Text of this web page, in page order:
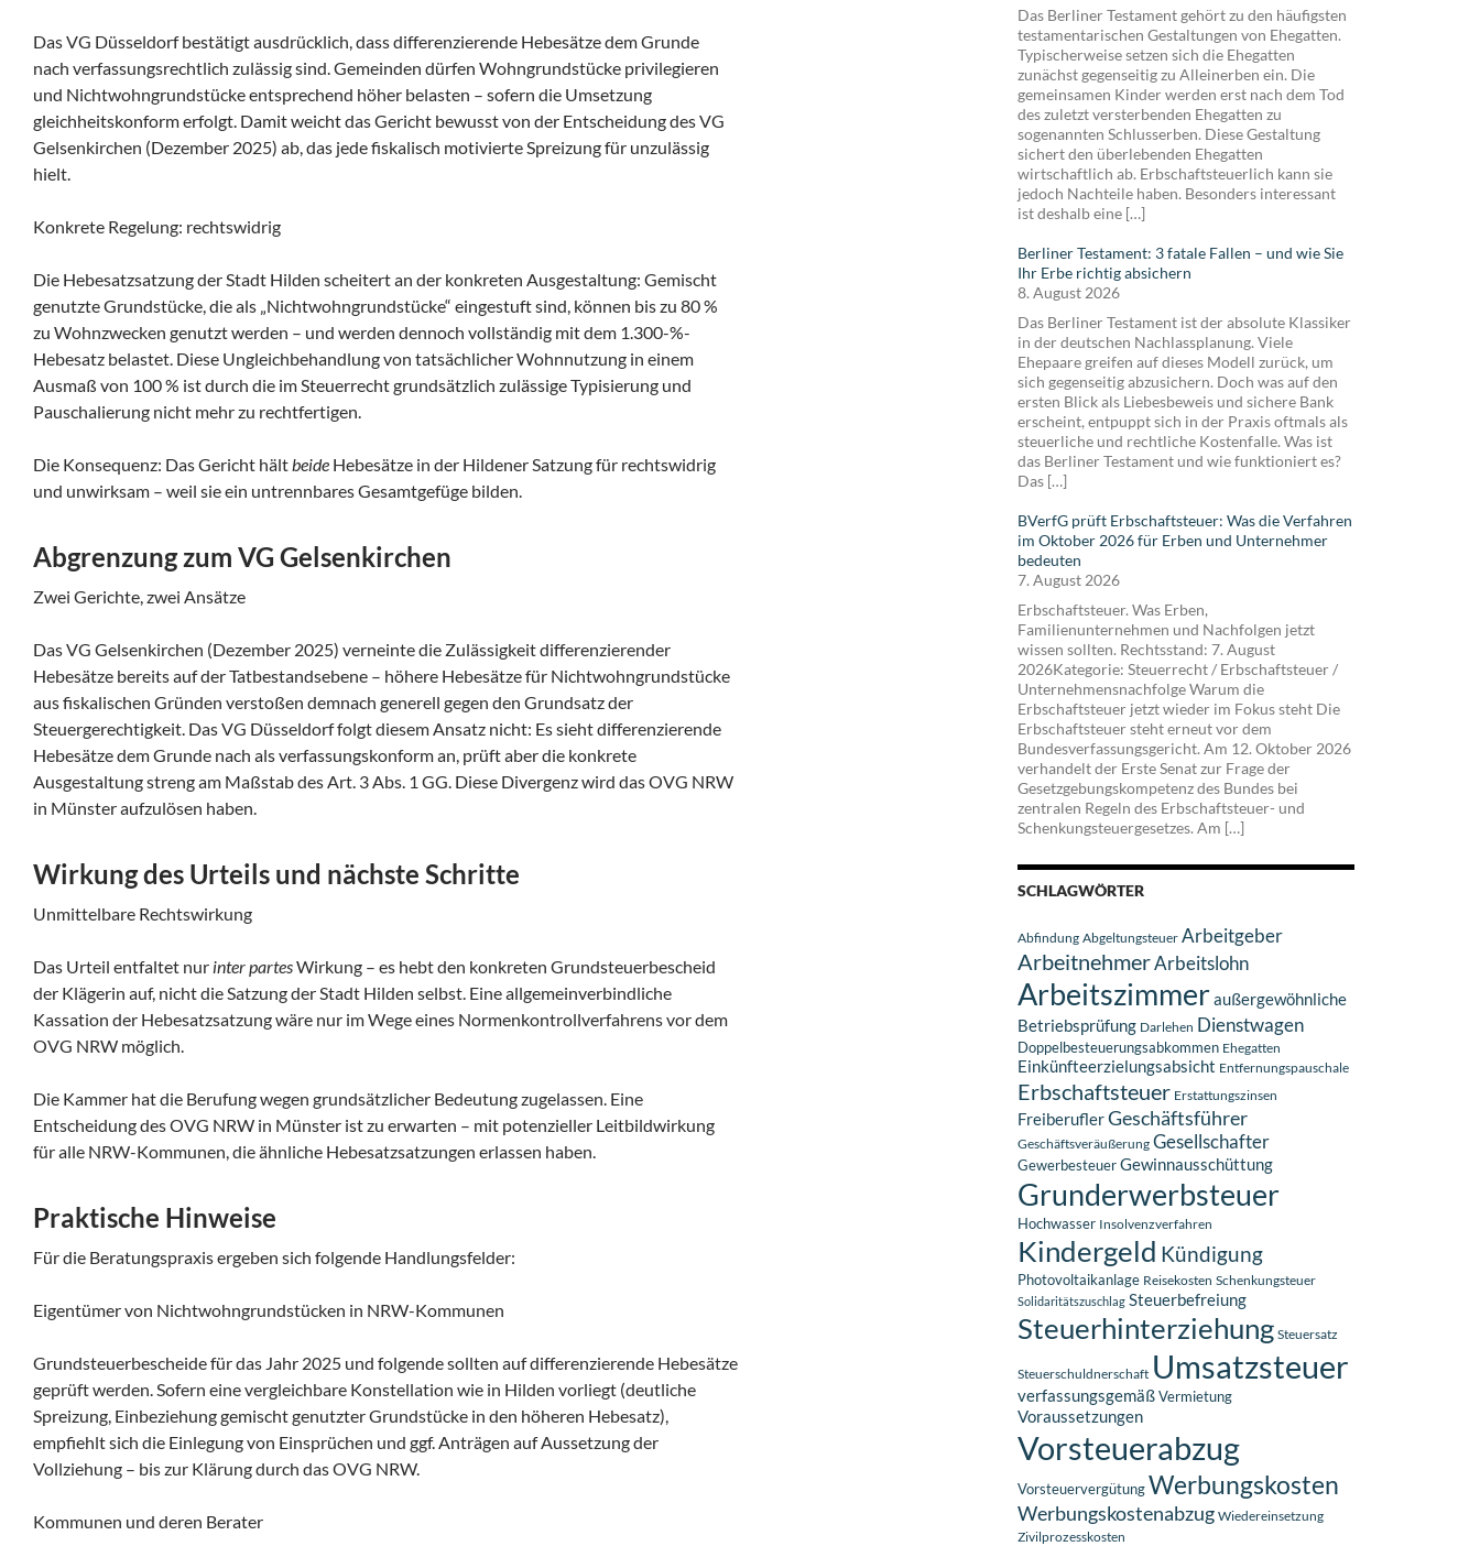
Das VG Düsseldorf bestätigt ausdrücklich, dass differenzierende Hebesätze dem Grunde
nach verfassungsrechtlich zulässig sind. Gemeinden dürfen Wohngrundstücke privilegieren
und Nichtwohngrundstücke entsprechend höher belasten – sofern die Umsetzung
gleichheitskonform erfolgt. Damit weicht das Gericht bewusst von der Entscheidung des VG
Gelsenkirchen (Dezember 2025) ab, das jede fiskalisch motivierte Spreizung für unzulässig
hielt.
Konkrete Regelung: rechtswidrig
Die Hebesatzsatzung der Stadt Hilden scheitert an der konkreten Ausgestaltung: Gemischt
genutzte Grundstücke, die als „Nichtwohngrundstücke“ eingestuft sind, können bis zu 80 %
zu Wohnzwecken genutzt werden – und werden dennoch vollständig mit dem 1.300-%-
Hebesatz belastet. Diese Ungleichbehandlung von tatsächlicher Wohnnutzung in einem
Ausmaß von 100 % ist durch die im Steuerrecht grundsätzlich zulässige Typisierung und
Pauschalierung nicht mehr zu rechtfertigen.
Die Konsequenz: Das Gericht hältbeide Hebesätze in der Hildener Satzung für rechtswidrig
und unwirksam – weil sie ein untrennbares Gesamtgefüge bilden.
Abgrenzung zum VG Gelsenkirchen
Zwei Gerichte, zwei Ansätze
Das VG Gelsenkirchen (Dezember 2025) verneinte die Zulässigkeit differenzierender
Hebesätze bereits auf der Tatbestandsebene – höhere Hebesätze für Nichtwohngrundstücke
aus fiskalischen Gründen verstoßen demnach generell gegen den Grundsatz der
Steuergerechtigkeit. Das VG Düsseldorf folgt diesem Ansatz nicht: Es sieht differenzierende
Hebesätze dem Grunde nach als verfassungskonform an, prüft aber die konkrete
Ausgestaltung streng am Maßstab des Art. 3 Abs. 1 GG. Diese Divergenz wird das OVG NRW
in Münster aufzulösen haben.
Wirkung des Urteils und nächste Schritte
Unmittelbare Rechtswirkung
Das Urteil entfaltet nur inter partesWirkung – es hebt den konkreten Grundsteuerbescheid
der Klägerin auf, nicht die Satzung der Stadt Hilden selbst. Eine allgemeinverbindliche
Kassation der Hebesatzsatzung wäre nur im Wege eines Normenkontrollverfahrens vor dem
OVG NRW möglich.
Die Kammer hat die Berufung wegen grundsätzlicher Bedeutung zugelassen. Eine
Entscheidung des OVG NRW in Münster ist zu erwarten – mit potenzieller Leitbildwirkung
für alle NRW-Kommunen, die ähnliche Hebesatzsatzungen erlassen haben.
Praktische Hinweise
Für die Beratungspraxis ergeben sich folgende Handlungsfelder:
Eigentümer von Nichtwohngrundstücken in NRW-Kommunen
Grundsteuerbescheide für das Jahr 2025 und folgende sollten auf differenzierende Hebesätze
geprüft werden. Sofern eine vergleichbare Konstellation wie in Hilden vorliegt (deutliche
Spreizung, Einbeziehung gemischt genutzter Grundstücke in den höheren Hebesatz),
empfiehlt sich die Einlegung von Einsprüchen und ggf. Anträgen auf Aussetzung der
Vollziehung – bis zur Klärung durch das OVG NRW.
Kommunen und deren Berater
Das Berliner Testament gehört zu den häufigsten
testamentarischen Gestaltungen von Ehegatten.
Typischerweise setzen sich die Ehegatten
zunächst gegenseitig zu Alleinerben ein. Die
gemeinsamen Kinder werden erst nach dem Tod
des zuletzt versterbenden Ehegatten zu
sogenannten Schlusserben. Diese Gestaltung
sichert den überlebenden Ehegatten
wirtschaftlich ab. Erbschaftsteuerlich kann sie
jedoch Nachteile haben. Besonders interessant
ist deshalb eine […]
Berliner Testament: 3 fatale Fallen – und wie Sie
Ihr Erbe richtig absichern
8. August 2026
Das Berliner Testament ist der absolute Klassiker
in der deutschen Nachlassplanung. Viele
Ehepaare greifen auf dieses Modell zurück, um
sich gegenseitig abzusichern. Doch was auf den
ersten Blick als Liebesbeweis und sichere Bank
erscheint, entpuppt sich in der Praxis oftmals als
steuerliche und rechtliche Kostenfalle. Was ist
das Berliner Testament und wie funktioniert es?
Das […]
BVerfG prüft Erbschaftsteuer: Was die Verfahren
im Oktober 2026 für Erben und Unternehmer
bedeuten
7. August 2026
Erbschaftsteuer. Was Erben,
Familienunternehmen und Nachfolgen jetzt
wissen sollten. Rechtsstand: 7. August
2026Kategorie: Steuerrecht / Erbschaftsteuer /
Unternehmensnachfolge Warum die
Erbschaftsteuer jetzt wieder im Fokus steht Die
Erbschaftsteuer steht erneut vor dem
Bundesverfassungsgericht. Am 12. Oktober 2026
verhandelt der Erste Senat zur Frage der
Gesetzgebungskompetenz des Bundes bei
zentralen Regeln des Erbschaftsteuer- und
Schenkungsteuergesetzes. Am […]
SCHLAGWÖRTER
Abfindung Abgeltungsteuer Arbeitgeber
ArbeitnehmerArbeitslohn
Arbeitszimmeraußergewöhnliche
Betriebsprüfung Darlehen Dienstwagen
Doppelbesteuerungsabkommen Ehegatten
Einkünfteerzielungsabsicht Entfernungspauschale
Erbschaftsteuer Erstattungszinsen
FreiberuflerGeschäftsführer
Geschäftsveräußerung Gesellschafter
GewerbesteuerGewinnausschüttung
Grunderwerbsteuer
Hochwasser Insolvenzverfahren
Kindergeld Kündigung
Photovoltaikanlage Reisekosten Schenkungsteuer
Solidaritätszuschlag Steuerbefreiung
Steuerhinterziehung Steuersatz
Steuerschuldnerschaft Umsatzsteuer
verfassungsgemäßVermietung
Voraussetzungen
Vorsteuerabzug
VorsteuervergütungWerbungskosten
Werbungskostenabzug Wiedereinsetzung
Zivilprozesskosten